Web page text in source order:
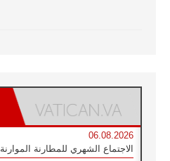
06.08.2026
الاجتماع الشهري للمطارنة الموارنة